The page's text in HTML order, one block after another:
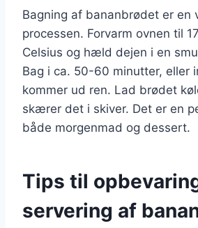
Bagning af bananbrødet er en
processen. Forvarm ovnen til
Celsius og hæld dejen i en
Bag i ca. 50-60 minutter, eller
kommer ud ren. Lad brødet
skærer det i skiver. Det er en
både morgenmad og dessert.
Tips til
servering af